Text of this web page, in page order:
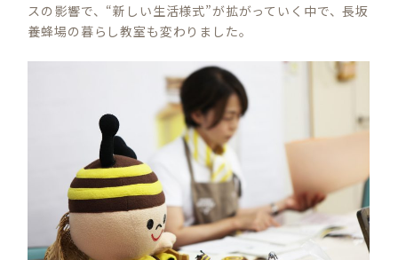
スの影響で、“新しい生活様式”が拡がっていく中で、長坂
養蜂場の暮らし教室も変わりました。